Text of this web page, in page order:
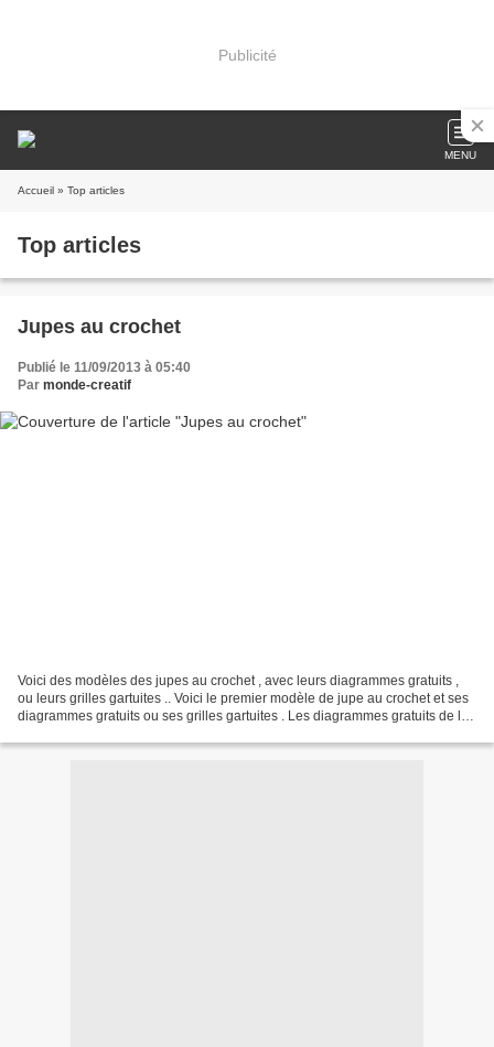
Publicité
MENU
Accueil » Top articles
Top articles
Jupes au crochet
Publié le 11/09/2013 à 05:40
Par monde-creatif
Voici des modèles des jupes au crochet , avec leurs diagrammes gratuits ,
ou leurs grilles gartuites .. Voici le premier modèle de jupe au crochet et ses
diagrammes gratuits ou ses grilles gartuites . Les diagrammes gratuits de la